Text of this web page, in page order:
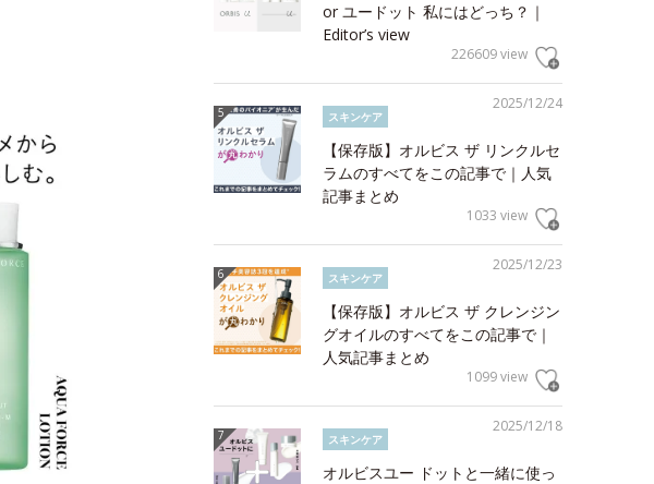
or ユードット 私にはどっち？｜
Editor’s view
226609 view
2025/12/24
スキンケア
【保存版】オルビス ザ リンクルセ
ラムのすべてをこの記事で｜人気
記事まとめ
1033 view
2025/12/23
スキンケア
【保存版】オルビス ザ クレンジン
グオイルのすべてをこの記事で｜
人気記事まとめ
1099 view
2025/12/18
スキンケア
オルビスユー ドットと一緒に使っ